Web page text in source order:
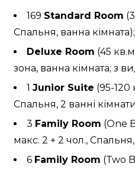
169 Standard Room
Спальня, ванна кімната);
Deluxe Room (45
зона, ванна кімната; з
1 Junior Suite (95-120
Спальня, 2 ванні
3 Family Room (One
макс. 2 + 2 чол.,
6 Family Room (Two